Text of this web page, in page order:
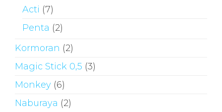
Acti (7)
Penta (2)
Kormoran (2)
Magic Stick 0,5 (3)
Monkey (6)
Naburaya (2)